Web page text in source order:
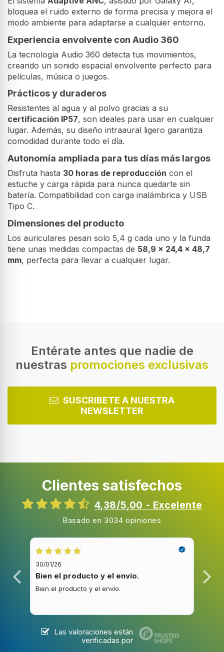
bloquea el ruido externo de forma precisa y mejora el
modo ambiente para adaptarse a cualquier entorno.
Experiencia envolvente con Audio 360
La tecnología Audio 360 detecta tus movimientos,
creando un sonido espacial envolvente perfecto para
películas, música o juegos.
Prácticos y duraderos
Resistentes al agua y al polvo gracias a su
certificación IP57, son ideales para usar en cualquier
lugar. Además, su diseño intraaural ligero garantiza
comodidad durante todo el día.
Autonomía ampliada para tus días más largos
Disfruta hasta 30 horas de reproducción con el
estuche y carga rápida para nunca quedarte sin
batería. Compatibilidad con carga inalámbrica y USB
Tipo C.
Dimensiones del producto
Los auriculares pesan solo 5,4 g cada uno y la funda
tiene unas medidas compactas de 58,9 x 24,4 x 48,7
mm, perfecta para llevar a cualquier lugar.
Dentro de oído
Uso recomendado
Color del producto
Tocar
Código IP (International Protection)
Acelerómetro
Giroscopio
Puertos e Interfaces
Entérate antes que nadie de
nuestras promociones exclusivas
SUSCRIBETE A NUESTRA
NEWSLETTER
Clientes satisfechos
4,38/5,00 - Excelente
Basado en 3034 opiniones
30/01/26
Bien el producto y el envío.
Bien el producto y el envío.
Las valoraciones están
verificadas por